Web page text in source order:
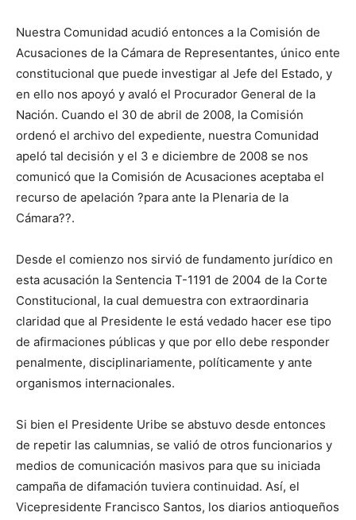
Nuestra Comunidad acudió entonces a la Comisión de
Acusaciones de la Cámara de Representantes, único ente
constitucional que puede investigar al Jefe del Estado, y
en ello nos apoyó y avaló el Procurador General de la
Nación. Cuando el 30 de abril de 2008, la Comisión
ordenó el archivo del expediente, nuestra Comunidad
apeló tal decisión y el 3 e diciembre de 2008 se nos
comunicó que la Comisión de Acusaciones aceptaba el
recurso de apelación ?para ante la Plenaria de la
Cámara??.
Desde el comienzo nos sirvió de fundamento jurídico en
esta acusación la Sentencia T-1191 de 2004 de la Corte
Constitucional, la cual demuestra con extraordinaria
claridad que al Presidente le está vedado hacer ese tipo
de afirmaciones públicas y que por ello debe responder
penalmente, disciplinariamente, políticamente y ante
organismos internacionales.
Si bien el Presidente Uribe se abstuvo desde entonces
de repetir las calumnias, se valió de otros funcionarios y
medios de comunicación masivos para que su iniciada
campaña de difamación tuviera continuidad. Así, el
Vicepresidente Francisco Santos, los diarios antioqueños